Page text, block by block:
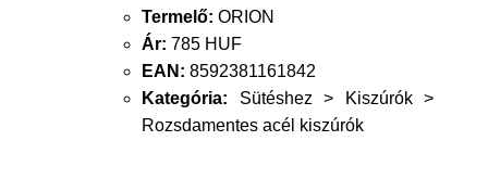
Termelő: ORION
Ár: 785 HUF
EAN: 8592381161842
Kategória: Sütéshez > Kiszúrók >
Rozsdamentes acél kiszúrók